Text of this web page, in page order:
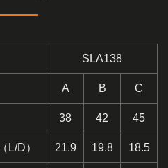
SLA138
A B C
38 42 45
طول المسمار لنسبة القطر（L/D） 21.9 19.8 18.5